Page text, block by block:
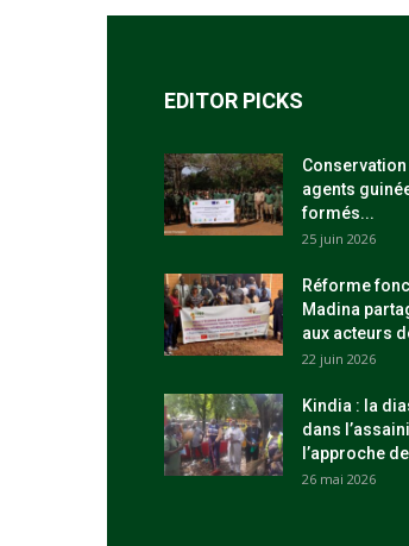
EDITOR PICKS
agents
formés...
25 juin 2026
Réforme
Madina
aux acteurs
22 juin 2026
Kindia : la
dans
l’approche
26 mai 2026